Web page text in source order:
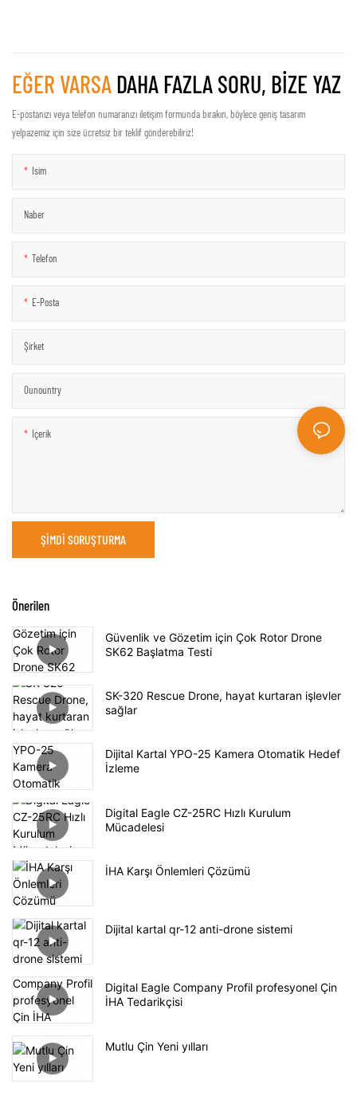
EĞER VARSADAHA FAZLA SORU, BIZE YAZ
E-postanızı veya telefon numaranızı iletişim formunda bırakın, böylece geniş tasarım
yelpazemiz için size ücretsiz bir teklif gönderebiliriz!
Isim
Naber
Telefon
E-Posta
Şirket
Ounountry
Içerik
ŞIMDI SORUŞTURMA
Önerilen
Güvenlik ve Gözetim için Çok Rotor Drone
SK62 Başlatma Testi
SK-320 Rescue Drone, hayat kurtaran işlevler
sağlar
Dijital Kartal YPO-25 Kamera Otomatik Hedef
İzleme
Digital Eagle CZ-25RC Hızlı Kurulum
Mücadelesi
İHA Karşı Önlemleri Çözümü
Dijital kartal qr-12 anti-drone sistemi
Digital Eagle Company Profil profesyonel Çin
İHA Tedarikçisi
Mutlu Çin Yeni yılları